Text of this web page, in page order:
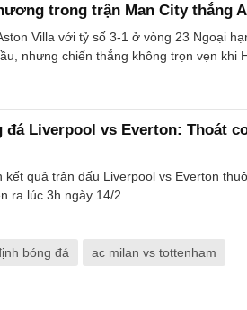
trong trận Man City thắng
Villa với tỷ số 3-1 ở vòng 23 Ngoại
nhưng chiến thắng không trọn vẹn khi
đá Liverpool vs Everton: Thoát
kết quả trận đấu Liverpool vs Everton
ra lúc 3h ngày 14/2.
bóng đá ac milan vs tottenham